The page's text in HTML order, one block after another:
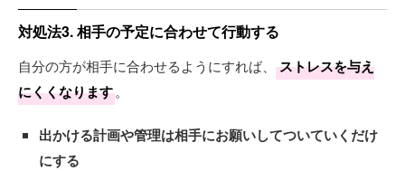
対処法3. 相手の予定に合わせて行動する
自分の方が相手に合わせるようにすれば、
ストレスを与え
にくくなります。
出かける計画や管理は相手にお願いしてついていくだけ
にする